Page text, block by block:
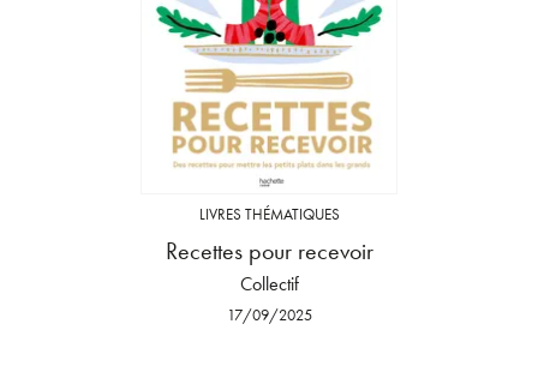
LIVRES THÉMATIQUES
Recettes pour recevoir
Collectif
17/09/2025